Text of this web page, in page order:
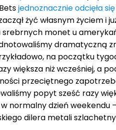
jednoznacznie odcięła
żyć własnym życiem i
srebrnych monet u
dramatyczną
na początku
większa niż wcześniej, a
przeciętnego
popyt sześć razy
w normalny dzień weekendu –
dilera metali